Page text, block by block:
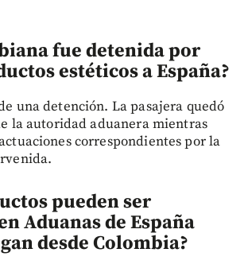
fue detenida por
estéticos a España?
una detención. La pasajera quedó
la autoridad aduanera mientras
correspondientes por la
pueden ser
Aduanas de España
desde Colombia?